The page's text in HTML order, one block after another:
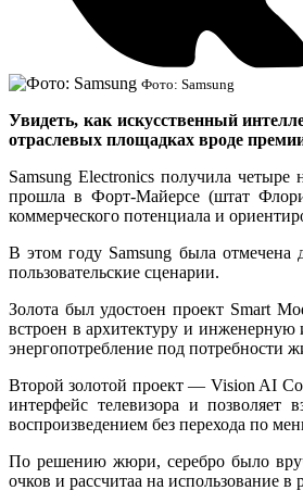
Фото: Samsung
Увидеть, как искусственный
отраслевых площадках вроде
Samsung Electronics получила
прошла в Форт-Майерсе (штат
коммерческого потенциала и
В этом году Samsung была отмечена
пользовательские сценарии.
Золота был удостоен проект Smart
встроен в архитектуру и инженерную
энергопотребление под потребности
Второй золотой проект — Vision AI
интерфейс телевизора и
воспроизведением без перехода по
По решению жюри, серебро было
очков и рассчитаа на использование